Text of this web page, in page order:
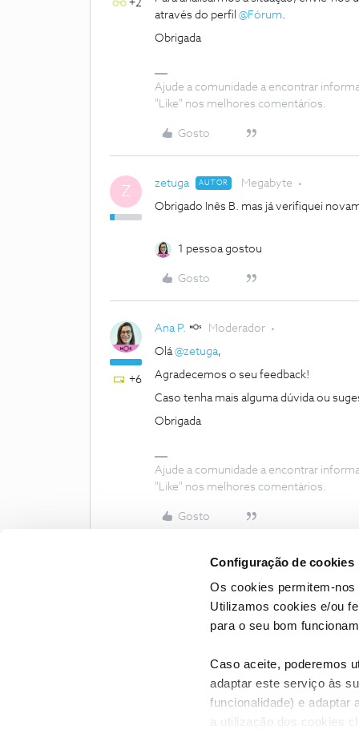
Configuração de cookies
Os cookies permitem-nos
Utilizamos cookies e/ou
para o seu bom
Caso aceite, poderemos
adaptar este serviço às
funcionalidade) e adaptar
a utilização dos cookies
+2
através do perfil @Fórum.
Obrigada
Ajude a comunidade a encontrar
"Like" nos melhores comentários.
Gosto
Z zetuga AUTOR Megabyte
Obrigado Inês B. mas já verifiquei
1 pessoa gostou
Gosto
+6
Ana P. Moderador
Olá@zetuga,
Agradecemos o seu feedback!
Caso tenha mais alguma dúvida ou
Obrigada
Ajude a comunidade a encontrar
"Like" nos melhores comentários.
Gosto